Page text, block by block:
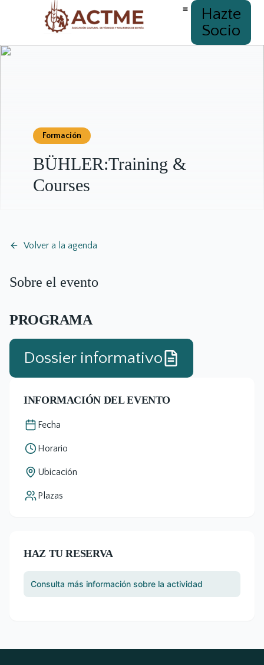
Hazte
Socio
Formación
BÜHLER:Training &
Courses
Volver a la agenda
Sobre el evento
PROGRAMA
Dossier informativo
INFORMACIÓN DEL EVENTO
Fecha
Horario
Ubicación
Plazas
HAZ TU RESERVA
Consulta más información sobre la actividad